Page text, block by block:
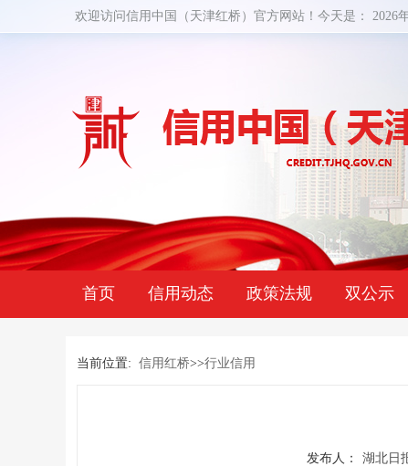
欢迎访问信用中国（天津红桥）官方网站！今天是： 2026
首页 信用动态 政策法规 双公示
当前位置: 信用红桥>>行业信用
发布人： 湖北日